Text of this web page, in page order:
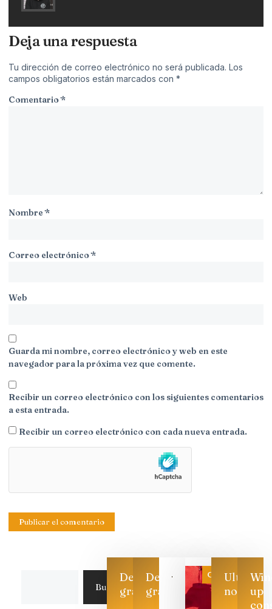
Deja una respuesta
Tu dirección de correo electrónico no será publicada. Los
campos obligatorios están marcados con *
Comentario*
Nombre*
Correo electrónico*
Web
Guarda mi nombre, correo electrónico y web en este
navegador para la próxima vez que comente.
Recibir un correo electrónico con los siguientes comentarios
a esta entrada.
Recibir un correo electrónico con cada nueva entrada.
Buscar
Descarga
gratis
Descarga
gratis
CategoríaUltimas
noticias
up